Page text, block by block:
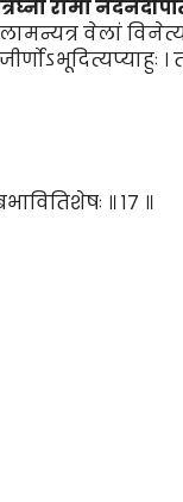
रामो
वेलां
॥ १७ ॥